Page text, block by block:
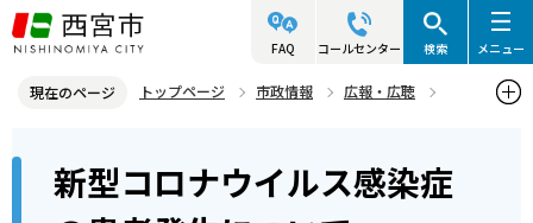
こ
の
ジ
FAQ コールセンター 検索 メニュー
現在のページ トップページ 市政情報
広報・広聴
新型コロナウイルス感染症の患者発生について（11492～11726例
目）新型コロナウイルス感染症